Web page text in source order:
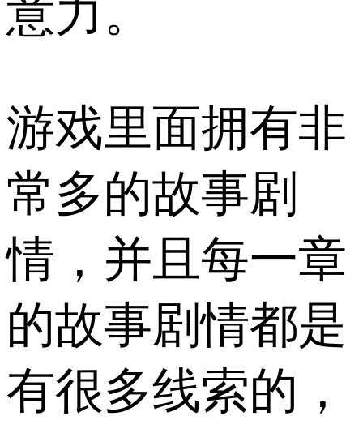
意力。
游戏里面拥有非
常多的故事剧
情，并且每一章
的故事剧情都是
有很多线索的，